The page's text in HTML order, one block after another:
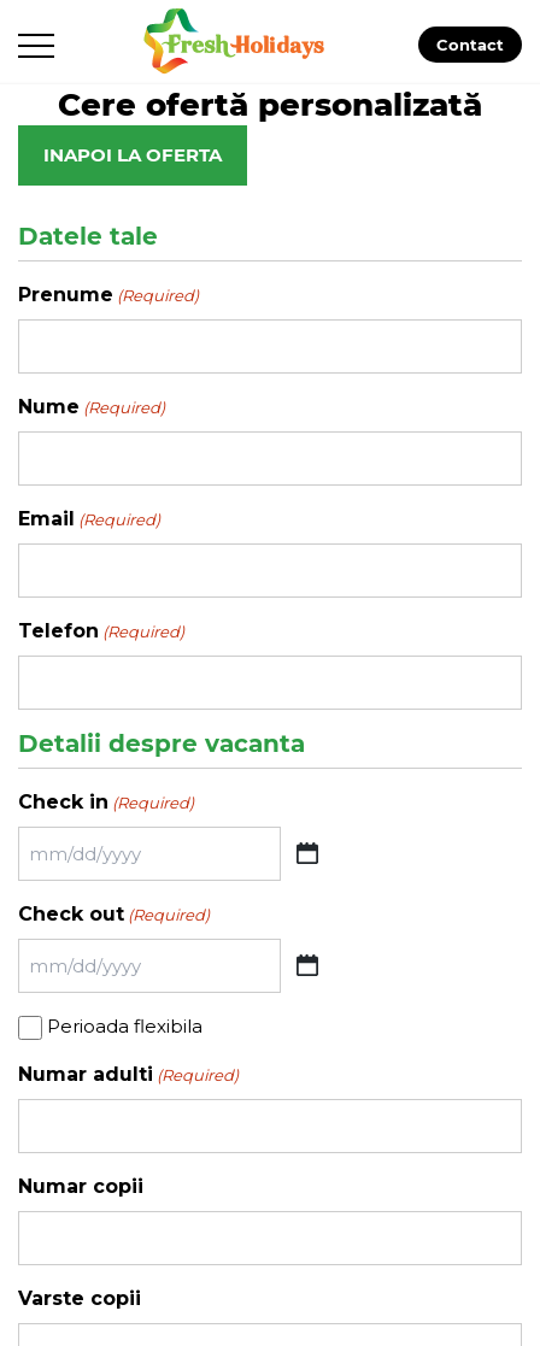
Contact
Cere ofertă personalizată
INAPOI LA OFERTA
Datele tale
Prenume (Required)
Nume (Required)
Email (Required)
Telefon (Required)
Detalii despre vacanta
Check in (Required)
MM
DD
Check out (Required)
MM
DD
slash
Perioada
Perioada flexibila
Numar adulti (Required)
Numar copii
Varste copii